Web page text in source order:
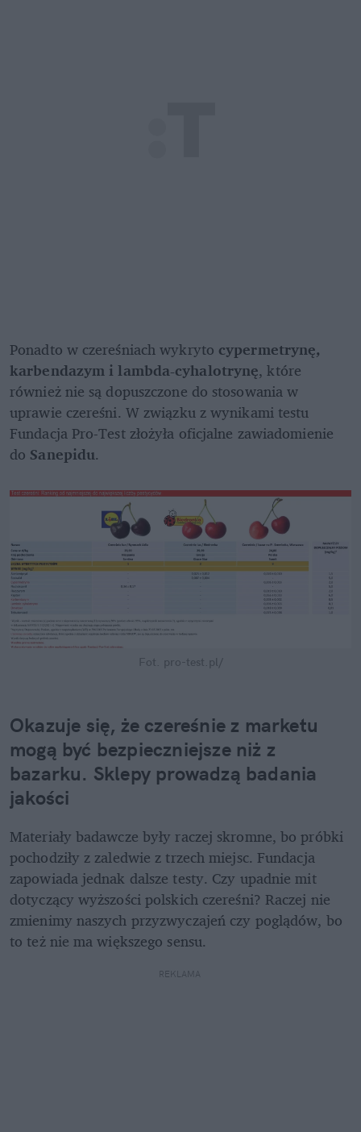
Ponadto w czereśniach wykryto cypermetrynę,
karbendazym i lambda-cyhalotrynę, które
również nie są dopuszczone do stosowania w
uprawie czereśni. W związku z wynikami testu
Fundacja Pro-Test złożyła oficjalne zawiadomienie
do Sanepidu.
Fot. pro-test.pl/
Okazuje się, że czereśnie z marketu
mogą być bezpieczniejsze niż z
bazarku. Sklepy prowadzą badania
jakości
Materiały badawcze były raczej skromne, bo próbki
pochodziły z zaledwie z trzech miejsc. Fundacja
zapowiada jednak dalsze testy. Czy upadnie mit
dotyczący wyższości polskich czereśni? Raczej nie
zmienimy naszych przyzwyczajeń czy poglądów, bo
to też nie ma większego sensu.
REKLAMA